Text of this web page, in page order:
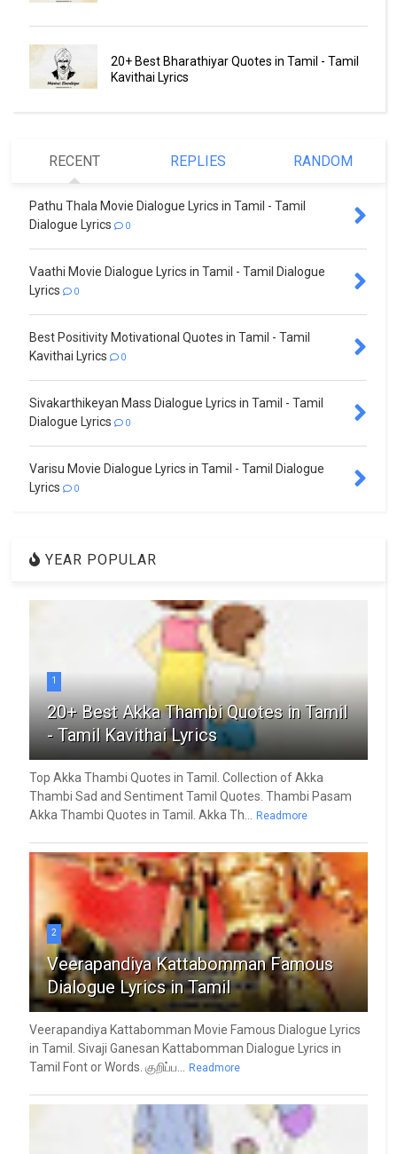
20+ Best Bharathiyar Quotes in Tamil - Tamil
Kavithai Lyrics
RECENT REPLIES RANDOM
Pathu Thala Movie Dialogue Lyrics in Tamil - Tamil
Dialogue Lyrics
0
Vaathi Movie Dialogue Lyrics in Tamil - Tamil Dialogue
Lyrics
0
Best Positivity Motivational Quotes in Tamil - Tamil
Kavithai Lyrics
0
Sivakarthikeyan Mass Dialogue Lyrics in Tamil - Tamil
Dialogue Lyrics
0
Varisu Movie Dialogue Lyrics in Tamil - Tamil Dialogue
Lyrics
0
YEAR POPULAR
1
20+ Best Akka Thambi Quotes in Tamil
- Tamil Kavithai Lyrics
Top Akka Thambi Quotes in Tamil. Collection of Akka
Thambi Sad and Sentiment Tamil Quotes. Thambi Pasam
Akka Thambi Quotes in Tamil. Akka Th... Readmore
2
Veerapandiya Kattabomman Famous
Dialogue Lyrics in Tamil
Veerapandiya Kattabomman Movie Famous Dialogue Lyrics
in Tamil. Sivaji Ganesan Kattabomman Dialogue Lyrics in
Tamil Font or Words. குறிப்ப... Readmore